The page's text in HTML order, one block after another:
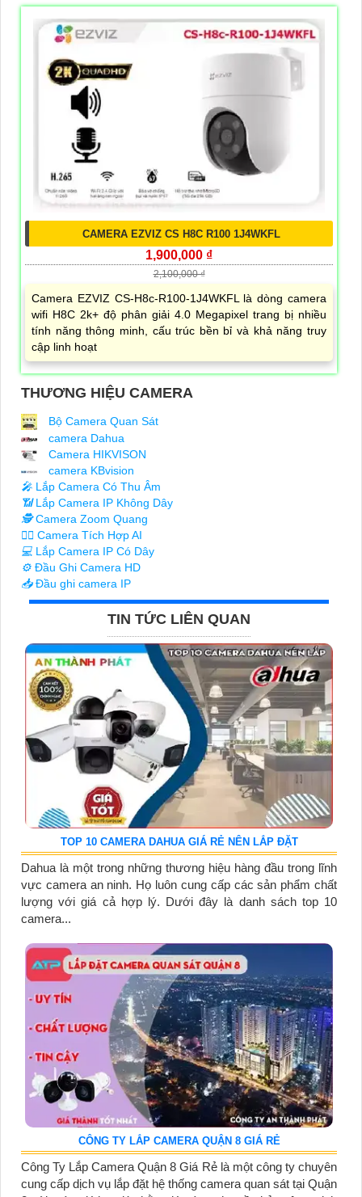
CAMERA EZVIZ CS H8C R100 1J4WKFL
1,900,000 ₫
2,100,000 ₫
Camera EZVIZ CS-H8c-R100-1J4WKFL là dòng camera
wifi H8C 2k+ độ phân giải 4.0 Megapixel trang bị nhiều
tính năng thông minh, cấu trúc bền bỉ và khả năng truy
cập linh hoạt
THƯƠNG HIỆU CAMERA
Bộ Camera Quan Sát
camera Dahua
Camera HIKVISON
camera KBvision
️🎤️ Lắp Camera Có Thu Âm
📶Lắp Camera IP Không Dây
🕵️Camera Zoom Quang
🧛‍♀️ Camera Tích Hợp AI
💻 Lắp Camera IP Có Dây
⚙️ Đầu Ghi Camera HD
📥Đầu ghi camera IP
TIN TỨC LIÊN QUAN
TOP 10 CAMERA DAHUA GIÁ RẺ NÊN LẮP ĐẶT
Dahua là một trong những thương hiệu hàng đầu trong lĩnh
vực camera an ninh. Họ luôn cung cấp các sản phẩm chất
lượng với giá cả hợp lý. Dưới đây là danh sách top 10
camera...
CÔNG TY LẮP CAMERA QUẬN 8 GIÁ RẺ
Công Ty Lắp Camera Quận 8 Giá Rẻ là một công ty chuyên
cung cấp dịch vụ lắp đặt hệ thống camera quan sát tại Quận